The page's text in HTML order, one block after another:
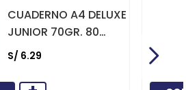
CUADERNO A4 DELUXE
JUNIOR 70GR. 80
HOJAS
CUADRICULADO
MARCO ROJO VERDE
S/ 6.29